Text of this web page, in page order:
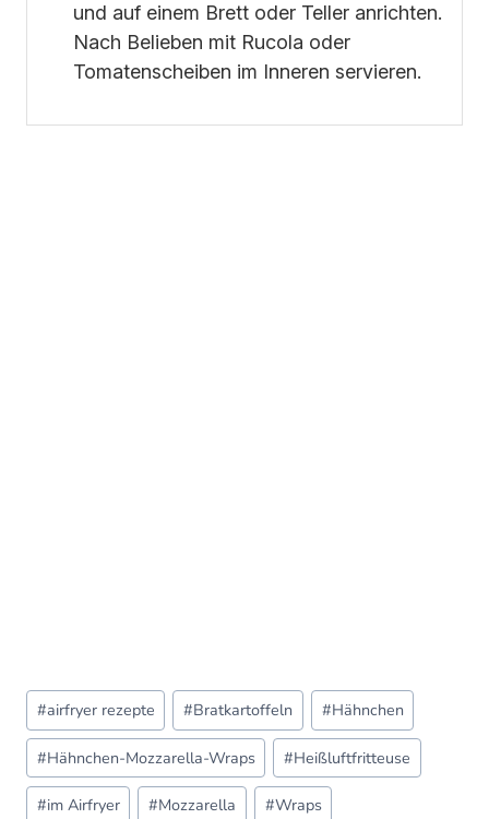
und auf einem Brett oder Teller anrichten.
Nach Belieben mit Rucola oder
Tomatenscheiben im Inneren servieren.
Post
Tags:
#airfryer rezepte #Bratkartoffeln #Hähnchen
#Hähnchen-Mozzarella-Wraps #Heißluftfritteuse
#im Airfryer #Mozzarella #Wraps